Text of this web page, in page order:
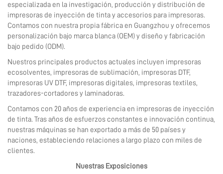
especializada en la investigación, producción y distribución de
impresoras de inyección de tinta y accesorios para impresoras.
Contamos con nuestra propia fábrica en Guangzhou y ofrecemos
personalización bajo marca blanca (OEM) y diseño y fabricación
bajo pedido (ODM).
Nuestros principales productos actuales incluyen impresoras
ecosolventes, impresoras de sublimación, impresoras DTF,
impresoras UV DTF, impresoras digitales, impresoras textiles,
trazadores-cortadores y laminadoras.
Contamos con 20 años de experiencia en impresoras de inyección
de tinta. Tras años de esfuerzos constantes e innovación continua,
nuestras máquinas se han exportado a más de 50 países y
naciones, estableciendo relaciones a largo plazo con miles de
clientes.
Nuestras Exposiciones